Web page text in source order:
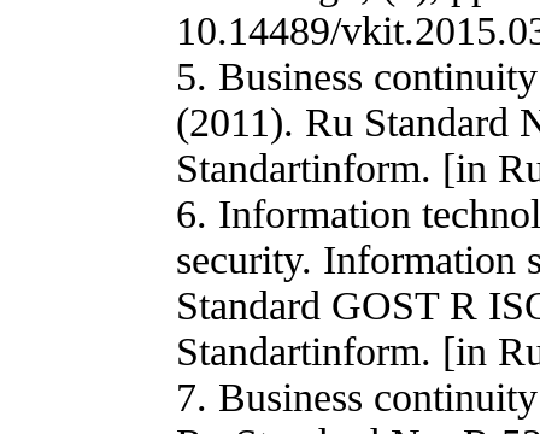
10.14489/
5. Business
(2011). Ru Standard
Standartinform. [in
6. Information
security. Information
Standard GOST R
Standartinform. [in
7. Business